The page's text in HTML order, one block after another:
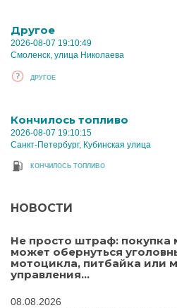
Другое
2026-08-07 19:10:49
Смоленск, улица Николаева
ДРУГОЕ
Кончилось топливо
2026-08-07 19:10:15
Санкт-Петербург, Кубинская улица
КОНЧИЛОСЬ ТОПЛИВО
НОВОСТИ
Не просто штраф: покупка
может обернуться
мотоцикла, питбайка или
управления...
08.08.2026